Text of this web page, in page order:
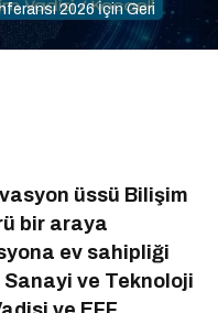
2026 İçin Geri
üssü Bilişim
bir araya
ev sahipliği
Sanayi ve Teknoloji